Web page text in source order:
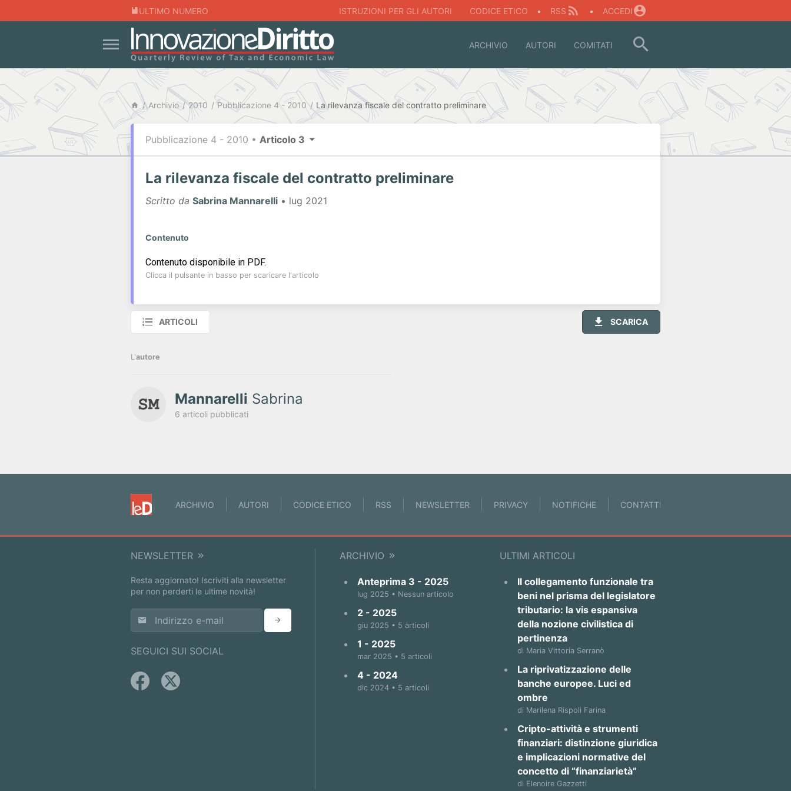
ULTIMO NUMERO ISTRUZIONI PER GLI AUTORI CODICE ETICO • RSS • ACCEDI
ARCHIVIO AUTORI COMITATI
Archivio 2010 Pubblicazione 4 - 2010 La rilevanza fiscale del contratto preliminare
Pubblicazione 4 - 2010 • Articolo 3
La rilevanza fiscale del contratto preliminare
Scritto da Sabrina Mannarelli • lug 2021
Contenuto
Contenuto disponibile in PDF.
Clicca il pulsante in basso per scaricare l'articolo
ARTICOLI SCARICA
L'autore
Mannarelli Sabrina
6 articoli pubblicati
ARCHIVIO AUTORI CODICE ETICO RSS NEWSLETTER PRIVACY NOTIFICHE CONTATTI
ARCHIVIO
Anteprima 3 - 2025
lug 2025 • Nessun articolo
2 - 2025
giu 2025 • 5 articoli
1 - 2025
mar 2025 • 5 articoli
4 - 2024
dic 2024 • 5 articoli
ULTIMI ARTICOLI
Il collegamento funzionale tra
beni nel prisma del legislatore
tributario: la vis espansiva
della nozione civilistica di
pertinenza
di Maria Vittoria Serranò
La riprivatizzazione delle
banche europee. Luci ed
ombre
di Marilena Rispoli Farina
Cripto-attività e strumenti
finanziari: distinzione giuridica
e implicazioni normative del
concetto di “finanziarietà”
di Elenoire Gazzetti
NEWSLETTER
Resta aggiornato! Iscriviti alla newsletter
per non perderti le ultime novità!
SEGUICI SUI SOCIAL